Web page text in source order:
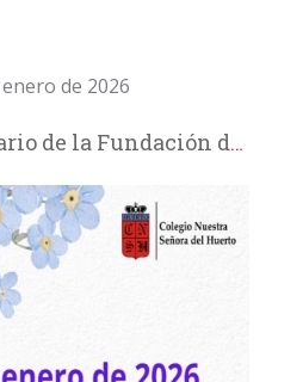
de 2026
197 Aniversario de la Fundación de las Hijas de María Santísima del Huerto